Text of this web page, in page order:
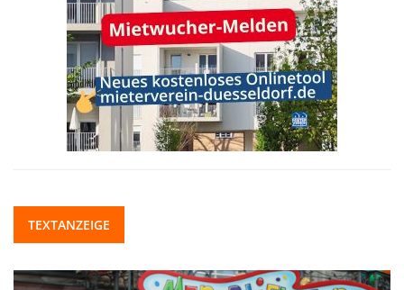
TEXTANZEIGE